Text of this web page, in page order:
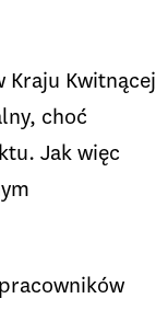
Kwitnącej
choć
Jak więc